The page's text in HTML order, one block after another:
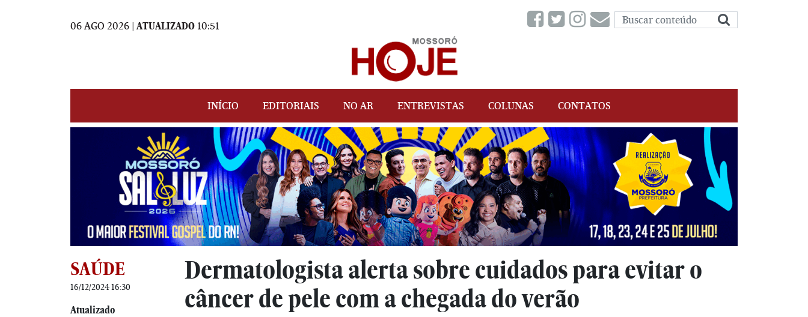
06 AGO 2026 | ATUALIZADO 10:51
INÍCIO EDITORIAIS NO AR ENTREVISTAS COLUNAS CONTATOS
SAÚDE
16/12/2024 16:30
Atualizado
Dermatologista alerta sobre cuidados para evitar o
câncer de pele com a chegada do verão